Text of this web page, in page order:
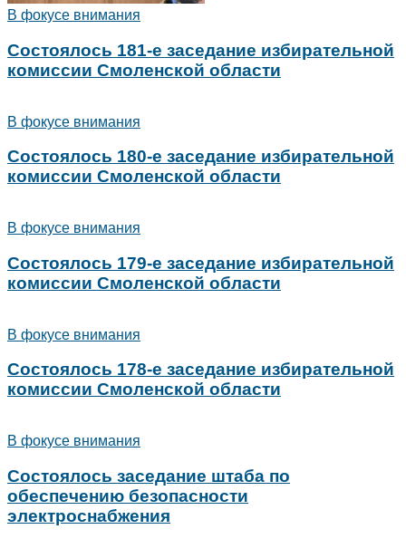
В фокусе внимания
Состоялось 181-е заседание избирательной
комиссии Смоленской области
В фокусе внимания
Состоялось 180-е заседание избирательной
комиссии Смоленской области
В фокусе внимания
Состоялось 179-е заседание избирательной
комиссии Смоленской области
В фокусе внимания
Состоялось 178-е заседание избирательной
комиссии Смоленской области
В фокусе внимания
Состоялось заседание штаба по
обеспечению безопасности
электроснабжения